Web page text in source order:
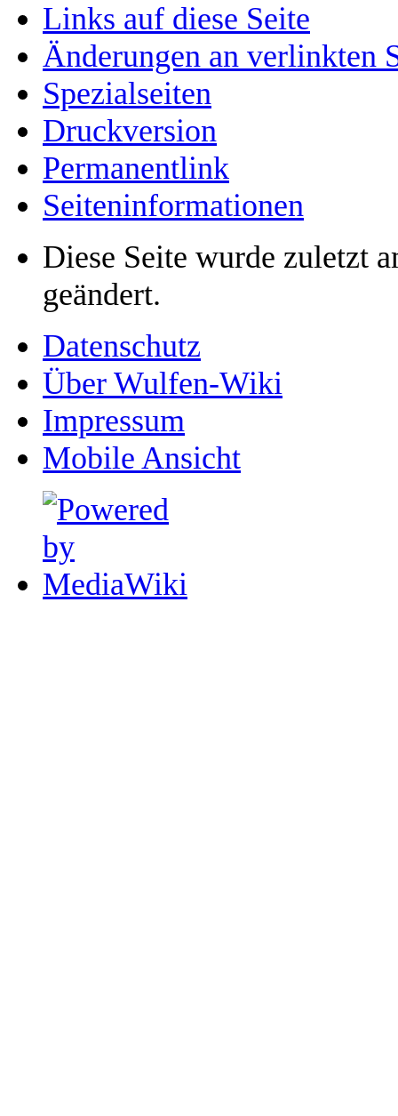
Links auf diese Seite
Änderungen an verlinkten
Spezialseiten
Druckversion
Permanentlink
Seiten­­informationen
Diese Seite wurde zuletzt
geändert.
Datenschutz
Über Wulfen-Wiki
Impressum
Mobile Ansicht